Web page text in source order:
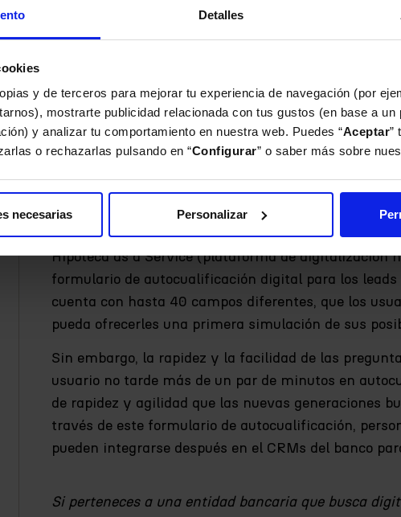
Detalles
y de terceros para mejorar tu experiencia de navegación (por
mostrarte publicidad relacionada con tus gustos (en base a un
y analizar tu comportamiento en nuestra web. Puedes “Aceptar”
o rechazarlas pulsando en “Configurar” o saber más sobre
necesarias Personalizar
digitales o páginas web de las entidades
usuarios y proporcionándoles una rápida
“Según nuestros datos internos, únicamente algo
53%) cuentan, en la actualidad, con un formulario
prácticamente la totalidad de la banca ya cuenta
embargo, el proceso hipotecario se rompe en este
enviar el formulario de contacto, han de acudir a
opción de hacerlo a través de canales digitales”,
Teniendo en cuenta esta importante necesidad,
Hipoteca as a Service (plataforma de digitalización
formulario de autocualificación digital para los
cuenta con hasta 40 campos diferentes, que los
pueda ofrecerles una primera simulación de sus
Sin embargo, la rapidez y la facilidad de las
usuario no tarde más de un par de minutos en
de rapidez y agilidad que las nuevas generaciones
través de este formulario de autocualificación,
pueden integrarse después en el CRMs del banco
Si perteneces a una entidad bancaria que busca